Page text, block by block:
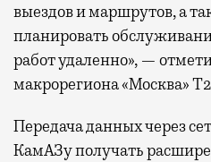
выездов и маршрутов, а
планировать
работ удаленно», —
макрорегиона «Москва»
Передача данных через
КамАЗу получать